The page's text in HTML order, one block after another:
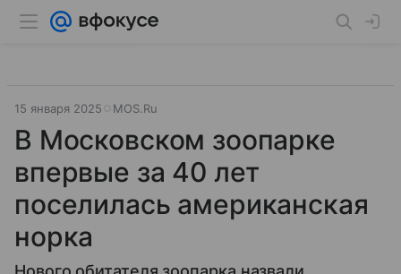
15 января 2025 MOS.Ru
В Московском зоопарке
впервые за 40 лет
поселилась американская
норка